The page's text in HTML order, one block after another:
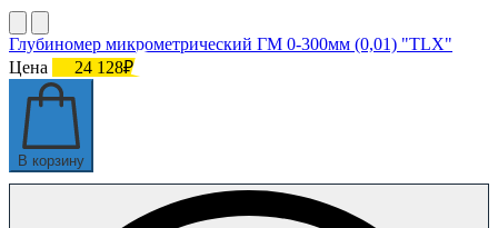
Глубиномер микрометрический ГМ 0-300мм (0,01) "TLX"
Цена
24 128₽
В корзину